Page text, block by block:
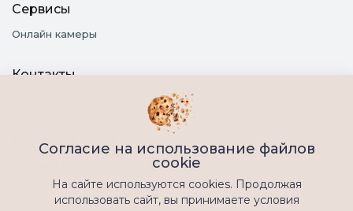
Сервисы
Онлайн камеры
Контакты
Политика сайта
Правила использования фотографий
Политика обработки персональных данных
Политика конфиденциальности
Согласие на использование файлов
cookie
На сайте используются cookies. Продолжая
использовать сайт, вы принимаете условия